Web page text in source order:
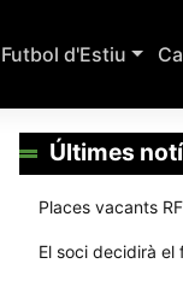
Futbol d'Estiu
Últimes
Places vacants
El soci decidirà el